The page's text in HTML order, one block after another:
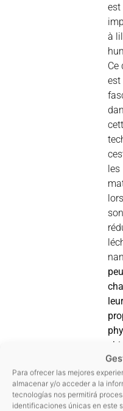
Para ofrecer las mejores
almacenar y/o acceder a la
tecnologías nos permitirá
identificaciones únicas en este
est
à lil
Ce
est
les
et
dû